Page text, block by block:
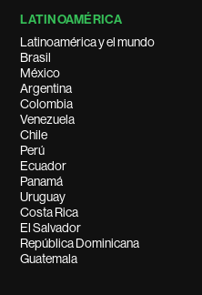
LATINOAMÉRICA
Latinoamérica y el mundo
Brasil
México
Argentina
Colombia
Venezuela
Chile
Perú
Ecuador
Panamá
Uruguay
Costa Rica
El Salvador
República Dominicana
Guatemala